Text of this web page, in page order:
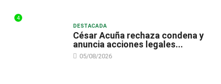
4
DESTACADA
César Acuña rechaza condena y
anuncia acciones legales...
05/08/2026